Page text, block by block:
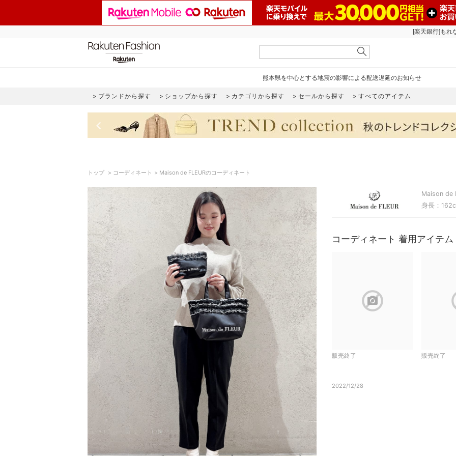
[楽天銀行]もれ
熊本県を中心とする地震の影響による配送遅延のお知らせ
ブランドから探す ショップから探す カテゴリから探す セールから探す すべてのアイテム
keyboard_arrow_left
トップ コーディネート Maison de FLEURのコーディネート
Maison de
身長：
コーディネート 着用アイテム
block
販売終了 販売終了
2022/12/28